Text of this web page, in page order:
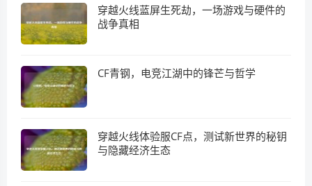
穿越火线蓝屏生死劫，一场游戏与硬件的
战争真相
CF青钢，电竞江湖中的锋芒与哲学
穿越火线体验服CF点，测试新世界的秘钥
与隐藏经济生态